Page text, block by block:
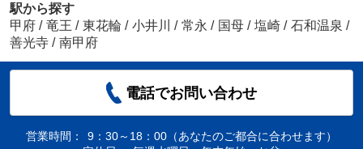
駅から探す
甲府 / 竜王 / 東花輪 / 小井川 / 常永 / 国母 / 塩崎 / 石和温泉 /
善光寺 / 南甲府
電話でお問い合わせ
営業時間：
9：30～18：00（あなたのご都合に合わせます）